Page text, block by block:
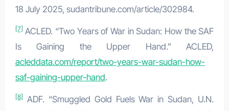
18 July 2025, sudantribune.com/article/302984.
[7] ACLED. “Two Years of War in Sudan: How the SAF
Is Gaining the Upper Hand.” ACLED,
acleddata.com/report/two-years-war-sudan-how-
saf-gaining-upper-hand.
[8] ADF. “Smuggled Gold Fuels War in Sudan, U.N.